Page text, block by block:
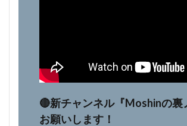
🔴新チャンネル『Moshinの裏
お願いします！